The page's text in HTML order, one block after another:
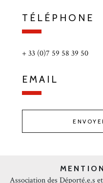
TÉLÉPHONE
+ 33 (0)7 59 58 39 50
EMAIL
Association des Déporté.e.s